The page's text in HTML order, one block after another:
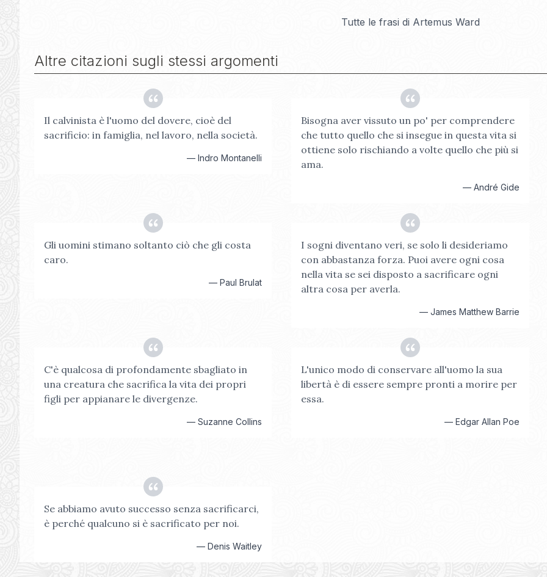
Tutte le frasi di Artemus Ward
Altre citazioni sugli stessi argomenti
Il calvinista è l'uomo del dovere, cioè del
sacrificio: in famiglia, nel lavoro, nella società.
—Indro Montanelli
Bisogna aver vissuto un po' per comprendere
che tutto quello che si insegue in questa vita si
ottiene solo rischiando a volte quello che più si
ama.
— André Gide
Gli uomini stimano soltanto ciò che gli costa
caro.
—Paul Brulat
I sogni diventano veri, se solo li desideriamo
con abbastanza forza. Puoi avere ogni cosa
nella vita se sei disposto a sacrificare ogni
altra cosa per averla.
— James Matthew Barrie
C'è qualcosa di profondamente sbagliato in
una creatura che sacrifica la vita dei propri
figli per appianare le divergenze.
—Suzanne Collins
L'unico modo di conservare all'uomo la sua
libertà è di essere sempre pronti a morire per
essa.
— Edgar Allan Poe
Se abbiamo avuto successo senza sacrificarci,
è perché qualcuno si è sacrificato per noi.
—Denis Waitley